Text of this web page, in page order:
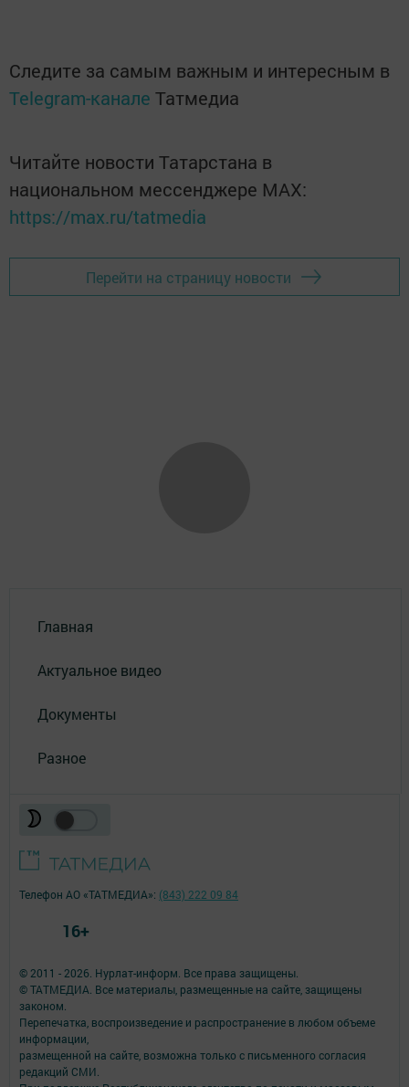
Следите за самым важным и интересным в
Telegram-канале Татмедиа
Читайте новости Татарстана в
национальном мессенджере MАХ:
https://max.ru/tatmedia
Перейти на страницу новости
Главная
Актуальное видео
Документы
Разное
© 2011 - 2026. Нурлат-⁠информ. Все права защищены.
© ТАТМЕДИА. Все материалы, размещенные на сайте, защищены
законом.
Перепечатка, воспроизведение и распространение в любом объеме
информации,
размещенной на сайте, возможна только с письменного согласия
редакций СМИ.
Телефон АО «ТАТМЕДИА»: (843) 222 09 84
16+